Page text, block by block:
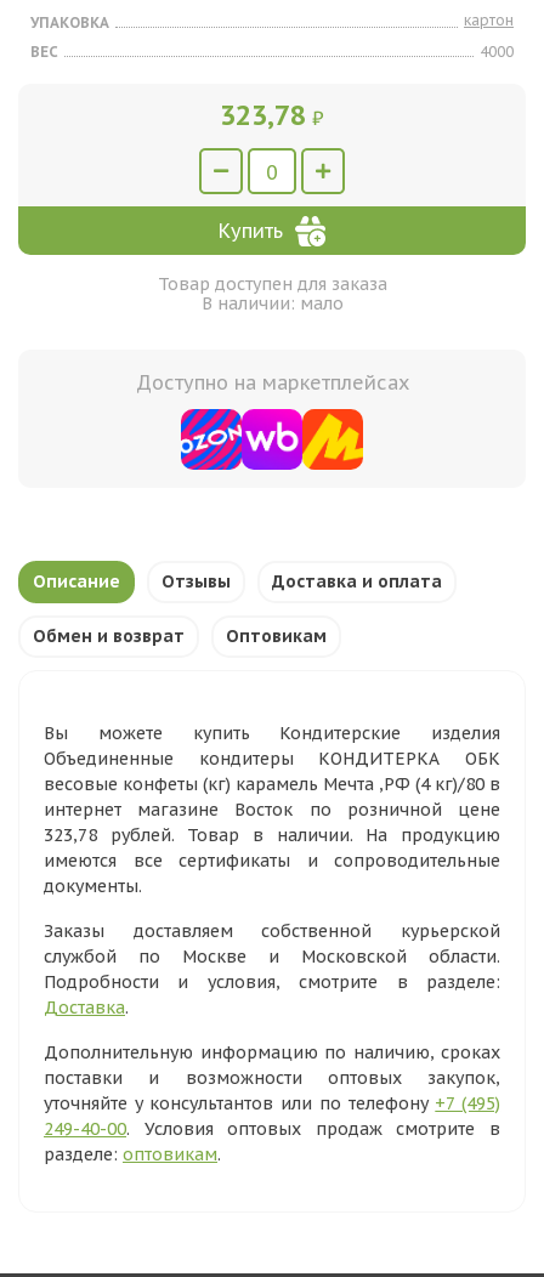
УПАКОВКА
картон
ВЕС
4000
323,78 ₽
Купить
Товар доступен для заказа
В наличии: мало
Доступно на маркетплейсах
Описание Отзывы Доставка и оплата
Обмен и возврат Оптовикам
Вы можете купить Кондитерские изделия
Объединенные кондитеры КОНДИТЕРКА ОБК
весовые конфеты (кг) карамель Мечта ,РФ (4 кг)/80 в
интернет магазине Восток по розничной цене
323,78 рублей. Товар в наличии. На продукцию
имеются все сертификаты и сопроводительные
документы.
Заказы доставляем собственной курьерской
службой по Москве и Московской области.
Подробности и условия, смотрите в разделе:
Доставка.
Дополнительную информацию по наличию, сроках
поставки и возможности оптовых закупок,
уточняйте у консультантов или по телефону +7 (495)
249-40-00. Условия оптовых продаж смотрите в
разделе: оптовикам.